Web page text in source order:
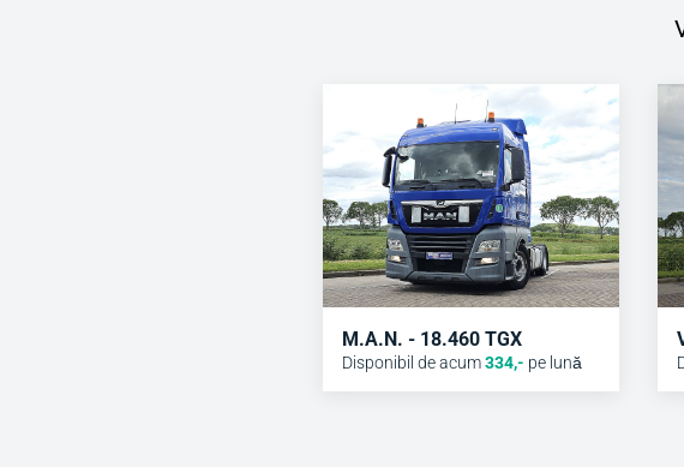
M.A.N. - 18.460 TGX
Disponibil de acum 334,- pe lună